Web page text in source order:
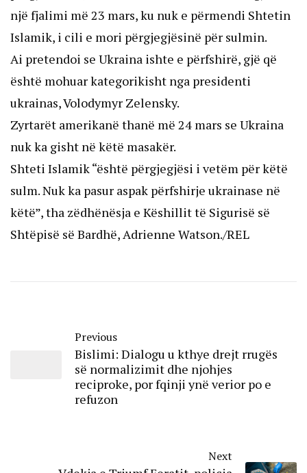
një fjalimi më 23 mars, ku nuk e përmendi Shtetin
Islamik, i cili e mori përgjegjësinë për sulmin.
Ai pretendoi se Ukraina ishte e përfshirë, gjë që
është mohuar kategorikisht nga presidenti
ukrainas, Volodymyr Zelensky.
Zyrtarët amerikanë thanë më 24 mars se Ukraina
nuk ka gisht në këtë masakër.
Shteti Islamik “është përgjegjësi i vetëm për këtë
sulm. Nuk ka pasur aspak përfshirje ukrainase në
këtë”, tha zëdhënësja e Këshillit të Sigurisë së
Shtëpisë së Bardhë, Adrienne Watson./REL
Previous
Bislimi: Dialogu u kthye drejt rrugës
së normalizimit dhe njohjes
reciproke, por fqinji ynë verior po e
refuzon
Next